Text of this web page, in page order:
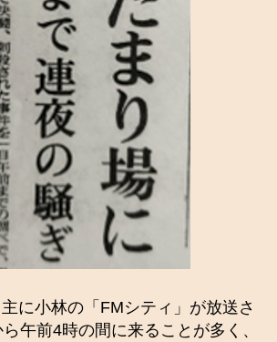
に小林の「FMシティ」が放送さ
午前4時の間に来ることが多く、